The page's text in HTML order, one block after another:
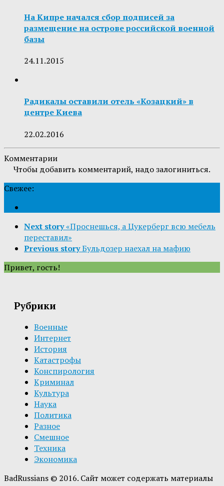
На Кипре начался сбор подписей за
размещение на острове российской военной
базы
24.11.2015
Радикалы оставили отель «Козацкий» в
центре Киева
22.02.2016
Комментарии
Чтобы добавить комментарий, надо залогиниться.
Свежее:
Next story«Проснешься, а Цукерберг всю мебель
переставил»
Previous storyБульдозер наехал на мафию
Привет, гость!
Рубрики
Военные
Интернет
История
Катастрофы
Конспирология
Криминал
Культура
Наука
Политика
Разное
Смешное
Техника
Экономика
BadRussians © 2016. Сайт может содержать материалы